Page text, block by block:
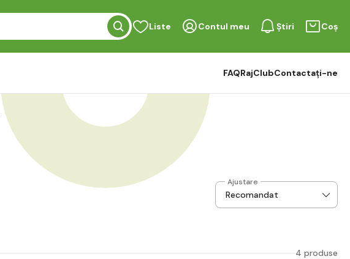
Liste Contul meu Știri Coș
FAQRajClubContactați-ne
Ajustare
4 produse